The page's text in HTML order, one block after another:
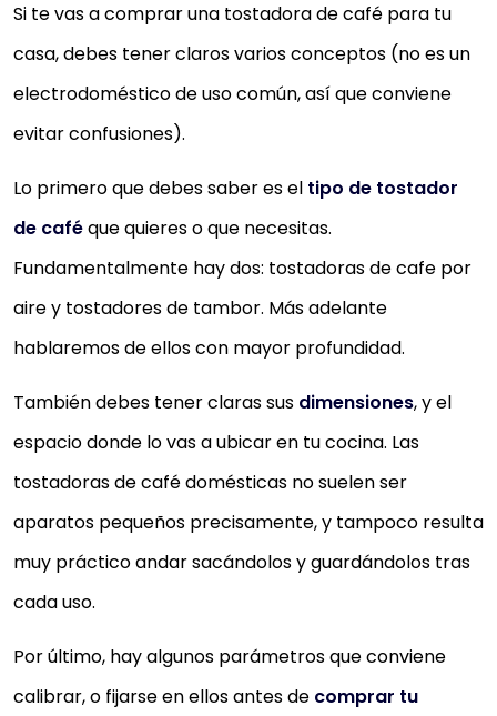
Si te vas a comprar una tostadora de café para tu
casa, debes tener claros varios conceptos (no es un
electrodoméstico de uso común, así que conviene
evitar confusiones).
Lo primero que debes saber es el tipo de tostador
de caféque quieres o que necesitas.
Fundamentalmente hay dos: tostadoras de cafe por
aire y tostadores de tambor. Más adelante
hablaremos de ellos con mayor profundidad.
También debes tener claras sus dimensiones, y el
espacio donde lo vas a ubicar en tu cocina. Las
tostadoras de café domésticas no suelen ser
aparatos pequeños precisamente, y tampoco resulta
muy práctico andar sacándolos y guardándolos tras
cada uso.
Por último, hay algunos parámetros que conviene
calibrar, o fijarse en ellos antes de comprar tu